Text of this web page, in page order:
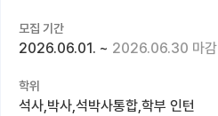
연구실&오픈랩
커리어
모집 기간
2026.06.01. ~ 2026.06.30 마감
학위
석사,박사,석박사통합,학부 인턴